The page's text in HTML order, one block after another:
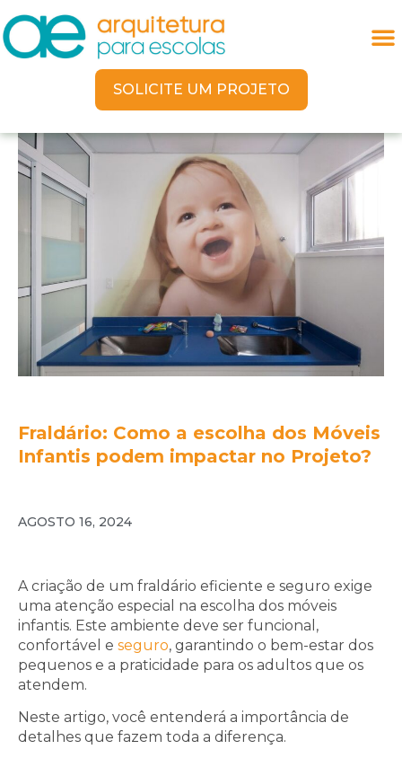
SOLICITE UM PROJETO
Fraldário: Como a escolha dos Móveis
Infantis podem impactar no Projeto?
AGOSTO 16, 2024
A criação de um fraldário eficiente e seguro exige
uma atenção especial na escolha dos móveis
infantis. Este ambiente deve ser funcional,
confortável e seguro, garantindo o bem-estar dos
pequenos e a praticidade para os adultos que os
atendem.
Neste artigo, você entenderá a importância de
detalhes que fazem toda a diferença.